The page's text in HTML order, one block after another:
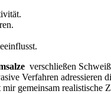
verschließen
⁣Verfahren
​gemeinsam realistische‌